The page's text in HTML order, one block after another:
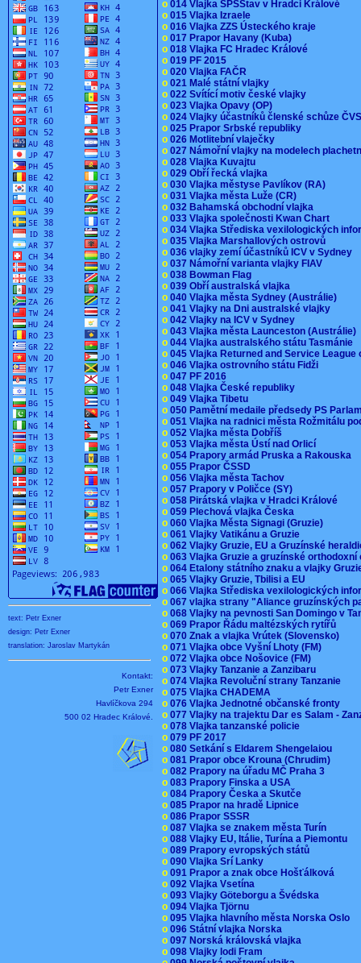
text: Petr Exner
design: Petr Exner
translation: Jaroslav Martykán
Kontakt:
Petr Exner
Havlíčkova 294
500 02 Hradec Králové.
o 014 Vlajka SPŠStav v Hradci Králové
o 015 Vlajka Izraele
o 016 Vlajka ZZS Ústeckého kraje
o 017 Prapor Havany (Kuba)
o 018 Vlajka FC Hradec Králové
o 019 PF 2015
o 020 Vlajka FAČR
o 021 Malé státní vlajky
o 022 Svítící motiv české vlajky
o 023 Vlajka Opavy (OP)
o 024 Vlajky účastníků členské schůze
o 025 Prapor Srbské republiky
o 026 Motlitební vlaječky
o 027 Námořní vlajky na modelech
o 028 Vlajka Kuvajtu
o 029 Obří řecká vlajka
o 030 Vlajka městyse Pavlíkov (RA)
o 031 Vlajka města Luže (CR)
o 032 Bahamská obchodní vlajka
o 033 Vlajka společnosti Kwan Chart
o 034 Vlajka Střediska vexilologických
o 035 Vlajka Marshallových ostrovů
o 036 vlajky zemí účastníků ICV v Sydney
o 037 Námořní varianta vlajky FIAV
o 038 Bowman Flag
o 039 Obří australská vlajka
o 040 Vlajka města Sydney (Austrálie)
o 041 Vlajky na Dni australské vlajky
o 042 Vlajky na ICV v Sydney
o 043 Vlajka města Launceston (Austrálie)
o 044 Vlajka australského státu Tasmánie
o 045 Vlajka Returned and Service
o 046 Vlajka ostrovního státu Fidži
o 047 PF 2016
o 048 Vlajka České republiky
o 049 Vlajka Tibetu
o 050 Pamětní medaile předsedy PS
o 051 Vlajka na radnici města Rožmitálu
o 052 Vlajka města Dobříš
o 053 Vlajka města Ústí nad Orlicí
o 054 Prapory armád Pruska a Rakouska
o 055 Prapor ČSSD
o 056 Vlajka města Tachov
o 057 Prapory v Poličce (SY)
o 058 Pirátská vlajka v Hradci Králové
o 059 Plechová vlajka Česka
o 060 Vlajka Města Signagi (Gruzie)
o 061 Vlajky Vatikánu a Gruzie
o 062 Vlajky Gruzie, EU a Gruzínské
o 063 Vlajka Gruzie a gruzínské
o 064 Etalony státního znaku a vlajky
o 065 Vlajky Gruzie, Tbilisi a EU
o 066 Vlajka Střediska vexilologických
o 067 vlajka strany "Aliance gruzínských
o 068 Vlajky na pevnosti San Domingo v
o 069 Prapor Řádu maltézských rytířů
o 070 Znak a vlajka Vrútek (Slovensko)
o 071 Vlajka obce Vyšní Lhoty (FM)
o 072 Vlajka obce Nošovice (FM)
o 073 Vlajky Tanzanie a Zanzibaru
o 074 Vlajka Revoluční strany Tanzanie
o 075 Vlajka CHADEMA
o 076 Vlajka Jednotné občanské fronty
o 077 Vlajky na trajektu Dar es Salam -
o 078 Vlajka tanzanské policie
o 079 PF 2017
o 080 Setkání s Eldarem Shengelaiou
o 081 Prapor obce Krouna (Chrudim)
o 082 Prapory na úřadu MČ Praha 3
o 083 Prapory Finska a USA
o 084 Prapory Česka a Skutče
o 085 Prapor na hradě Lipnice
o 086 Prapor SSSR
o 087 Vlajka se znakem města Turín
o 088 Vlajky EU, Itálie, Turína a Piemontu
o 089 Prapory evropských států
o 090 Vlajka Srí Lanky
o 091 Prapor a znak obce Hošťálková
o 092 Vlajka Vsetína
o 093 Vlajky Göteborgu a Švédska
o 094 Vlajka Tjörnu
o 095 Vlajka hlavního města Norska Oslo
o 096 Státní vlajka Norska
o 097 Norská královská vlajka
o 098 Vlajky lodi Fram